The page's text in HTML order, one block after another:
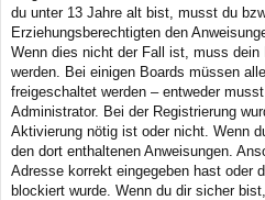
du unter 13 Jahre alt bist, musst du
Erziehungsberechtigten den
Wenn dies nicht der Fall ist, muss
werden. Bei einigen Boards müssen
freigeschaltet werden – entweder
Administrator. Bei der Registrierung
Aktivierung nötig ist oder nicht. Wenn
den dort enthaltenen Anweisungen.
Adresse korrekt eingegeben hast oder
blockiert wurde. Wenn du dir sicher